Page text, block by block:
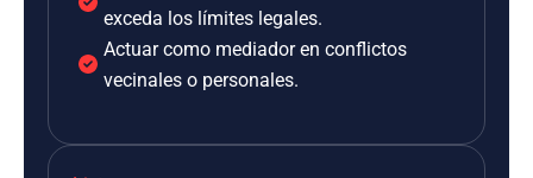
exceda los límites legales.
Actuar como mediador en conflictos
vecinales o personales.